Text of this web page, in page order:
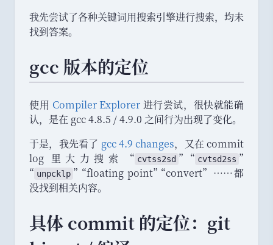
我先尝试了各种关键词用搜索引擎进行搜索， 均未
找到答案。
gcc 版本的定位
使用 Compiler Explorer 进行尝试， 很快就能确
认， 是在 gcc 4.8.5 / 4.9.0 之间行为出现了变化。
于是， 我先看了 gcc 4.9 changes，
又在 commit
log 里大力搜索 “ cvtss2sd ” “ cvtsd2ss ”
“ unpcklp ” “floating point” “convert” ……都
没找到相关内容。
具体 commit 的定位： git